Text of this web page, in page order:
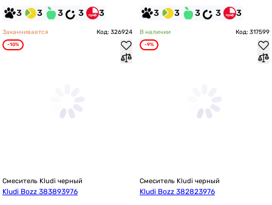
3 3 3 3 3 3 3 3 3 3
Заканчивается Код: 326924
-10%
Смеситель Kludi черный
Kludi Bozz 383893976
В наличии Код: 317599
-9%
Смеситель Kludi черный
Kludi Bozz 382823976